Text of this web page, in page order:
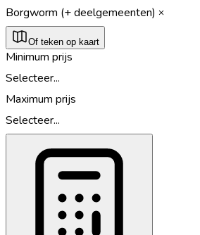
Borgworm (+ deelgemeenten)
Of teken op kaart
Minimum prijs
Selecteer...
Maximum prijs
Selecteer...